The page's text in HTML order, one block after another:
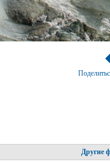
Другие